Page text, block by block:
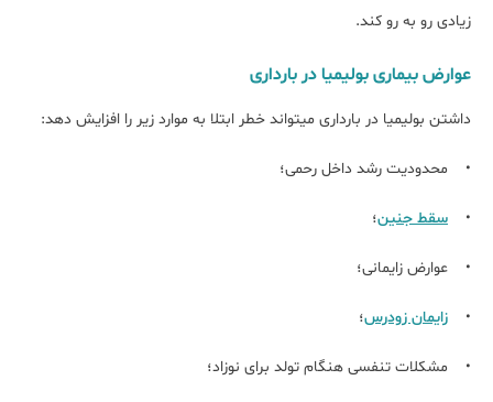
زیادی رو به رو کند.
عوارض بیماری بولیمیا در بارداری
داشتن بولیمیا در بارداری می‎تواند خطر ابتلا به موارد زیر را افزایش دهد:
• محدودیت رشد داخل رحمی؛
• سقط جنین؛
• عوارض زایمانی؛
• زایمان زودرس؛
• مشکلات تنفسی هنگام تولد برای نوزاد؛